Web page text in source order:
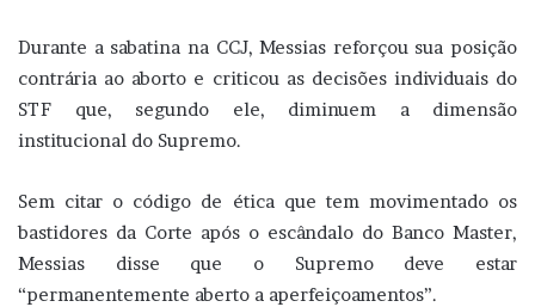
Durante a sabatina na CCJ, Messias reforçou sua posição
contrária ao aborto e criticou as decisões individuais do
STF que, segundo ele, diminuem a dimensão
institucional do Supremo.
Sem citar o código de ética que tem movimentado os
bastidores da Corte após o escândalo do Banco Master,
Messias disse que o Supremo deve estar
“permanentemente aberto a aperfeiçoamentos”.